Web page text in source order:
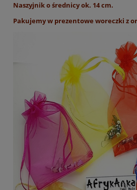
Naszyjnik o średnicy ok. 14 cm.
Pakujemy w prezentowe woreczki z